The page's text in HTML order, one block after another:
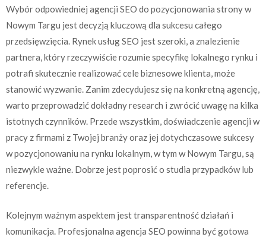
Wybór odpowiedniej agencji SEO do pozycjonowania strony w
Nowym Targu jest decyzją kluczową dla sukcesu całego
przedsięwzięcia. Rynek usług SEO jest szeroki, a znalezienie
partnera, który rzeczywiście rozumie specyfikę lokalnego rynku i
potrafi skutecznie realizować cele biznesowe klienta, może
stanowić wyzwanie. Zanim zdecydujesz się na konkretną agencję,
warto przeprowadzić dokładny research i zwrócić uwagę na kilka
istotnych czynników. Przede wszystkim, doświadczenie agencji w
pracy z firmami z Twojej branży oraz jej dotychczasowe sukcesy
w pozycjonowaniu na rynku lokalnym, w tym w Nowym Targu, są
niezwykle ważne. Dobrze jest poprosić o studia przypadków lub
referencje.
Kolejnym ważnym aspektem jest transparentność działań i
komunikacja. Profesjonalna agencja SEO powinna być gotowa